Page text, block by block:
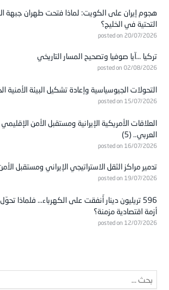
هجوم إيران على الكويت: لماذا فتحت طهران جبهة
التحتية في الخليج؟
posted on 20/07/2026
تركيا …آيا صوفيا وتصحيح المسار التاريخي
posted on 02/08/2026
التحولات الجيوسياسية وإعادة تشكيل البيئة الأمنية
posted on 15/07/2026
العلاقات الأمريكية الإيرانية ومستقبل الأمن
العربي.. (5)
posted on 16/07/2026
تدمير مراكز الثقل الاستراتيجي الإيراني ومستقبل
posted on 19/07/2026
596 تريليون دينار أُنفقت على الكهرباء… فلماذا
أزمة اقتصادية مزمنة؟
posted on 12/07/2026